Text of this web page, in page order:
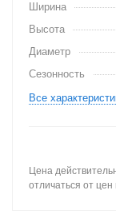
Ширина
Высота
Диаметр
Сезонность
Все
Цена
отличаться от